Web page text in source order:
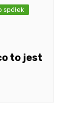
spółek
to jest